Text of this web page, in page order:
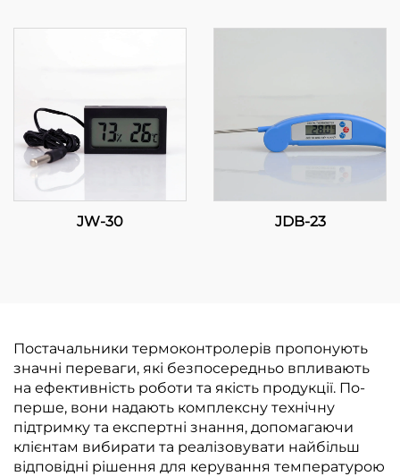
Прогресивне
комерційних
застосунків
JW-30 JDB-23
Постачальники термоконтролерів пропонують
значні переваги, які безпосередньо впливають
на ефективність роботи та якість продукції. По-
перше, вони надають комплексну технічну
підтримку та експертні знання, допомагаючи
клієнтам вибирати та реалізовувати найбільш
відповідні рішення для керування температурою